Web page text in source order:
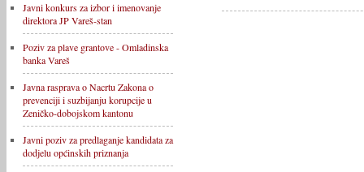
Javni konkurs za izbor i imenovanje
direktora JP Vareš-stan
Poziv za plave grantove - Omladinska
banka Vareš
Javna rasprava o Nacrtu Zakona o
prevenciji i suzbijanju korupcije u
Zeničko-dobojskom kantonu
Javni poziv za predlaganje kandidata za
dodjelu općinskih priznanja